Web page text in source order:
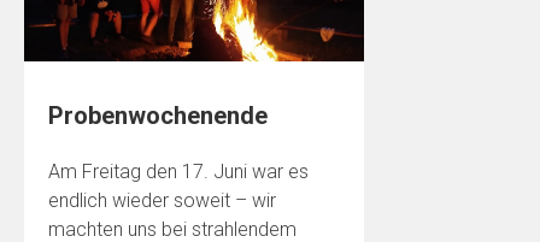
Probenwochenende
Am Freitag den 17. Juni war es
endlich wieder soweit – wir
machten uns bei strahlendem